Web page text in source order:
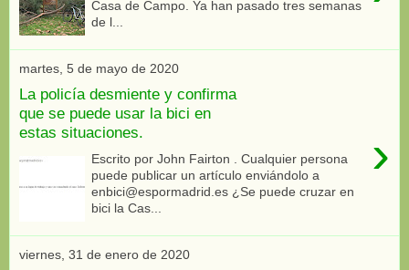
Casa de Campo. Ya han pasado tres semanas
de l...
martes, 5 de mayo de 2020
La policía desmiente y confirma
que se puede usar la bici en
estas situaciones.
›
Escrito por John Fairton . Cualquier persona
puede publicar un artículo enviándolo a
enbici@espormadrid.es ¿Se puede cruzar en
bici la Cas...
viernes, 31 de enero de 2020